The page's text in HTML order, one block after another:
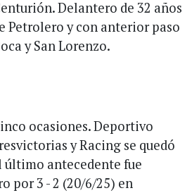
Delantero de 32 años
Petrolero y con anterior paso
y San Lorenzo.
ocasiones. Deportivo
y Racing se quedó
último antecedente fue
por 3 - 2 (20/6/25) en